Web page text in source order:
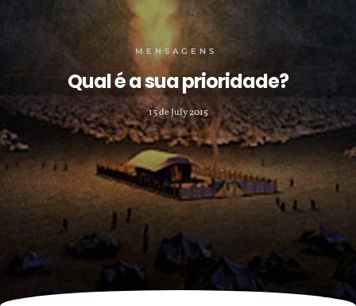
MENSAGENS
Qual é a sua prioridade?
13 de July 2015